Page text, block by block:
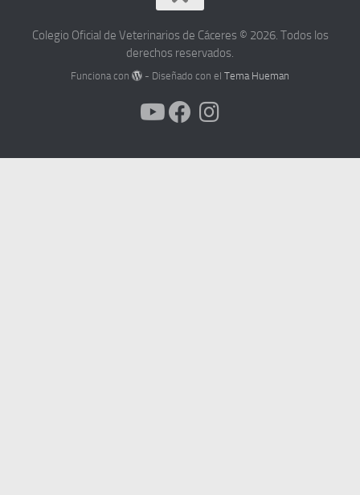
Colegio Oficial de Veterinarios de Cáceres © 2026. Todos los
derechos reservados.
Funciona con - Diseñado con elTema Hueman